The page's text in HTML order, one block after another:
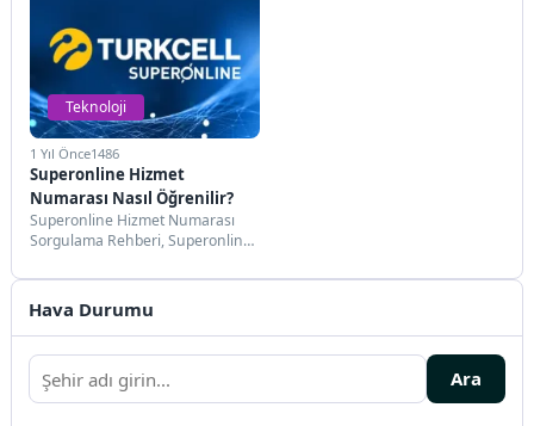
Teknoloji
1 Yıl Önce1486
Superonline Hizmet
Numarası Nasıl Öğrenilir?
Superonline Hizmet Numarası
Sorgulama Rehberi, Superonline
Yolları, Superonline Abonelik
Numarası Nasıl Bulunur?...
Hava Durumu
Ara